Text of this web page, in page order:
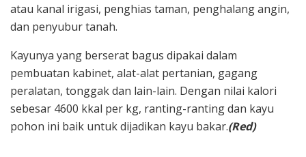
atau kanal irigasi, penghias taman, penghalang angin,
dan penyubur tanah.
Kayunya yang berserat bagus dipakai dalam
pembuatan kabinet, alat-alat pertanian, gagang
peralatan, tonggak dan lain-lain. Dengan nilai kalori
sebesar 4600 kkal per kg, ranting-ranting dan kayu
pohon ini baik untuk dijadikan kayu bakar.(Red)